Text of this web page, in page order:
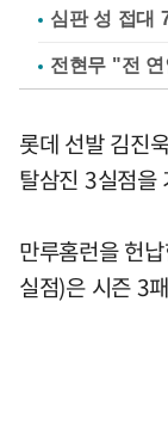
심판 성 접대
전현무 "전 연
롯데 선발 김진
탈삼진 3실점을
만루홈런을 헌
실점)은 시즌 3